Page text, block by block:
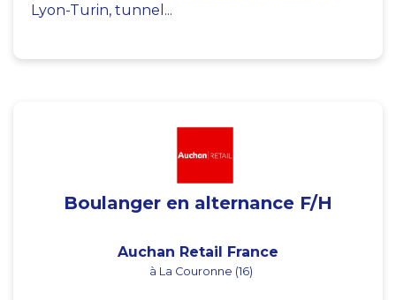
Lyon-Turin, tunnel...
Boulanger en alternance F/H
Auchan Retail France
à La Couronne (16)